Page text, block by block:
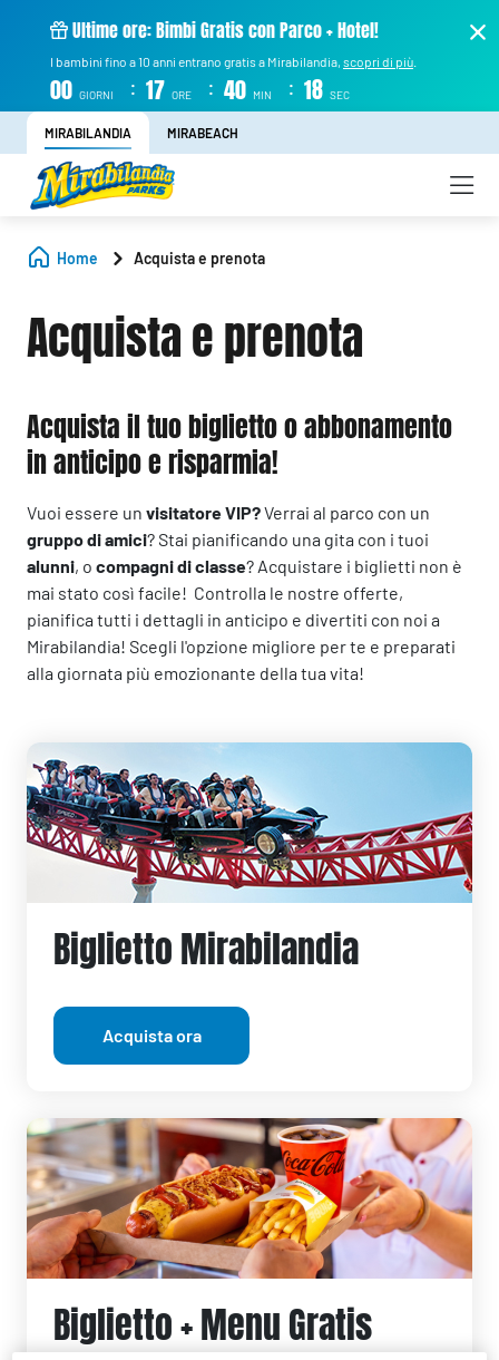
Ultime ore: Bimbi Gratis con Parco + Hotel!
I bambini fino a 10 anni entrano gratis a Mirabilandia, scopri di più
00 GIORNI : 17 ORE : 40 MIN : 17 SEC
MIRABILANDIA MIRABEACH
Home Acquista e prenota
Acquista e prenota
Acquista il tuo biglietto o abbonamento
in anticipo e risparmia!
Vuoi essere un visitatore VIP?Verrai al parco con un
gruppo di amici? Stai pianificando una gita con i tuoi
alunni, o compagni di classe? Acquistare i biglietti non è
mai stato così facile! Controlla le nostre offerte,
pianifica tutti i dettagli in anticipo e divertiti con noi a
Mirabilandia! Scegli l'opzione migliore per te e preparati
alla giornata più emozionante della tua vita!
Biglietto Mirabilandia
Acquista ora
Biglietto + Menu Gratis